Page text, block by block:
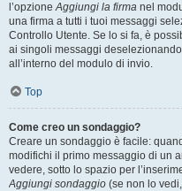
l’opzioneAggiungi la firma nel
una firma a tutti i tuoi messaggi
Controllo Utente. Se lo si fa, è
ai singoli messaggi
all’interno del modulo di invio.
Top
Come creo un sondaggio?
Creare un sondaggio è facile:
modifichi il primo messaggio di un
vedere, sotto lo spazio per
Aggiungi sondaggio (se non lo